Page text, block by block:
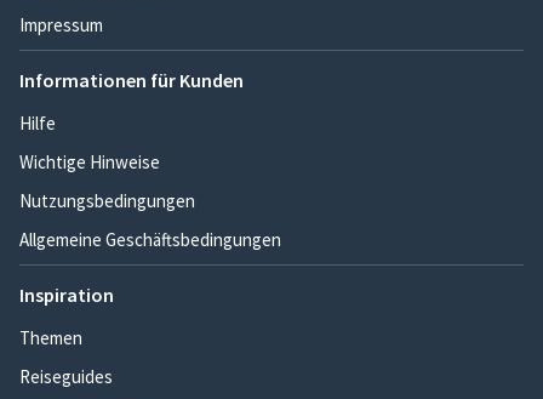
Impressum
Informationen für Kunden
Hilfe
Wichtige Hinweise
Nutzungsbedingungen
Allgemeine Geschäftsbedingungen
Inspiration
Themen
Reiseguides